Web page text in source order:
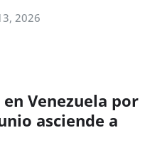
2026
Venezuela por
asciende a